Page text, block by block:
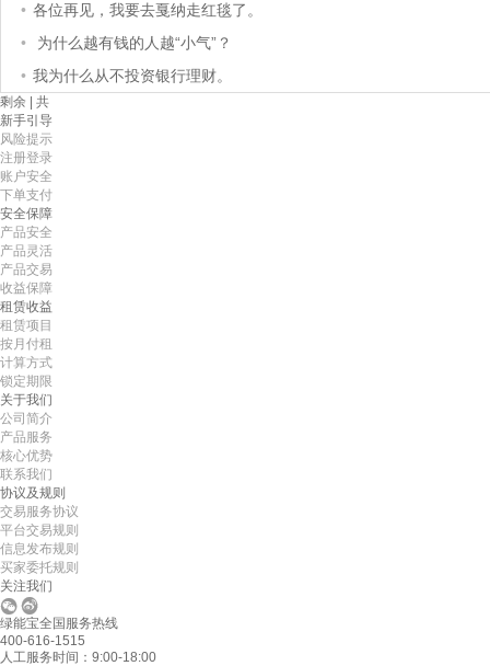
美柚3号于2701天前,以1500.00元单价成交
美柚38号于2702天前,以1500.00元单价成交
美柚20号于2716天前,以1495.00元单价成交
• 美柚38号于2718天前,以1500.00元单价成交
• 美柚10号于2718天前,以2000.00元单价成交
美柚8号于2721天前,以1490.00元单价成交
• 美柚5号于2724天前,以1498.00元单价成交
• 美柚5号于2726天前,以1465.00元单价成交
• 美柚9号于2726天前,以1910.00元单价成交
• 美柚20号于2727天前,以1495.00元单价成交
• 各位再见，我要去戛纳走红毯了。
•
为什么越有钱的人越“小气”？
• 我为什么从不投资银行理财。
剩余 | 共
新手引导
风险提示
注册登录
账户安全
下单支付
安全保障
产品安全
产品灵活
产品交易
收益保障
租赁收益
租赁项目
按月付租
计算方式
锁定期限
关于我们
公司简介
产品服务
核心优势
联系我们
协议及规则
交易服务协议
平台交易规则
信息发布规则
买家委托规则
关注我们

绿能宝全国服务热线
400-616-1515
人工服务时间：9:00-18:00